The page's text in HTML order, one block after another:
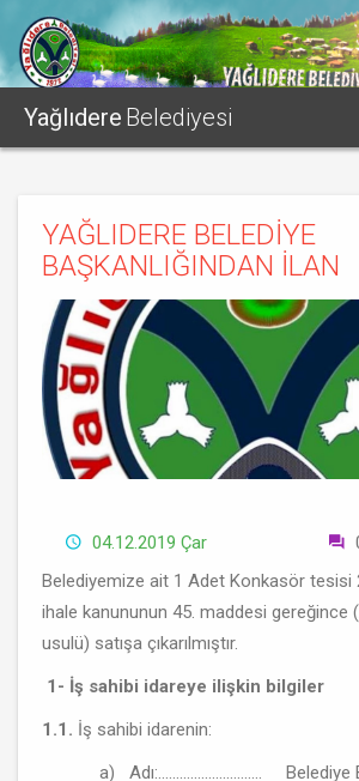
Yağlıdere Belediyesi
YAĞLIDERE BELEDİYE
BAŞKANLIĞINDAN İLAN
04.12.2019 Çar
Belediyemize ait 1 Adet Konkasör tesisi
ihale kanununun 45. maddesi gereğince
usulü) satışa çıkarılmıştır.
1- İş sahibi idareye ilişkin bilgiler
1.1. İş sahibi idarenin:
a) Adı:............................. Belediye